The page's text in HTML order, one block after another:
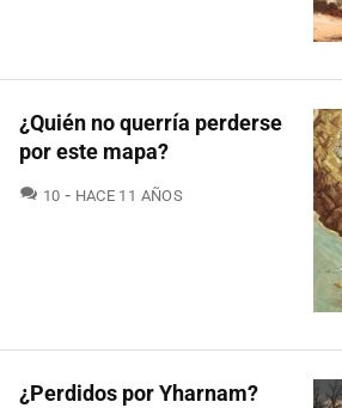
¿Quién no querría perderse
por este mapa?
10 COMENTARIOS
HACE 11 AÑOS
¿Perdidos por Yharnam?